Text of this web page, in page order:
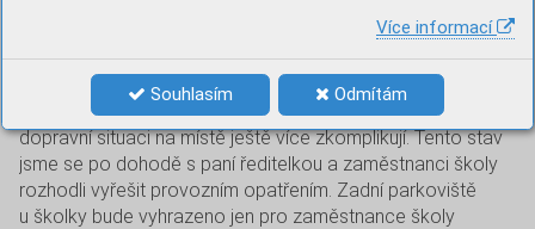
Více informací
Souhlasím Odmítám
jízdy patrně nepadá na úrodnou půdu. Rodiče vjíždí až na
zadní parkoviště, zjistí, že tam není místo, pak složitě v té
největší špičce s vozidlem manévrují a zase vyjíždějí,
popřípadě je nepochopitelně odstaví v obratišti, čímž celou
dopravní situaci na místě ještě více zkomplikují. Tento stav
jsme se po dohodě s paní ředitelkou a zaměstnanci školy
rozhodli vyřešit provozním opatřením. Zadní parkoviště
u školky bude vyhrazeno jen pro zaměstnance školy